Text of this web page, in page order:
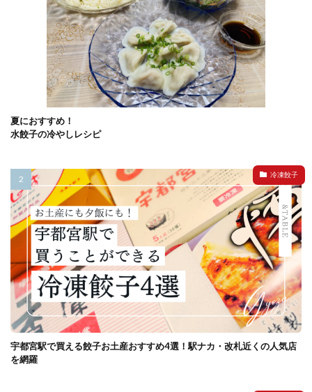
夏におすすめ！
水餃子の冷やしレシピ
冷凍餃子
宇都宮駅で買える餃子お土産おすすめ4選！駅ナカ・改札近くの人気店
を網羅